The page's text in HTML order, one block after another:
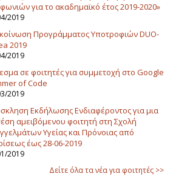
για το ακαδημαϊκό έτος 2019-2020»
2019
Προγράμματος Υποτροφιών DUO-
2019
2019
σε φοιτητές για συμμετοχή στο Google
of Code
2019
Εκδήλωσης Ενδιαφέροντος για μια
αμειβόμενου φοιτητή στη Σχολή
Υγείας και Πρόνοιας από
έως 28-06-2019
2019
Δείτε όλα τα νέα για φοιτητές >>